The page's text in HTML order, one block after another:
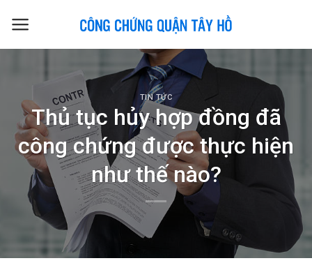
TIN TỨC
Thủ tục hủy hợp đồng đã
công chứng được thực hiện
như thế nào?